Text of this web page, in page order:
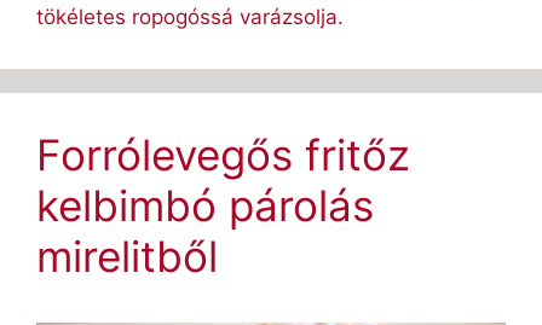
tökéletes ropogóssá varázsolja.
Forrólevegős fritőz
kelbimbó párolás
mirelitből